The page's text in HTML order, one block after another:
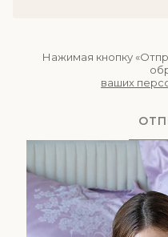
Нажимая кнопку
ваших